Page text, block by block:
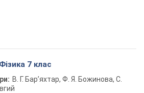
7 клас
В. Г. Бар’яхтар, Ф. Я. Божинова, С.